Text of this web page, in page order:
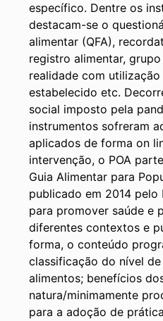
específico. Dentre os
destacam-se o
alimentar (QFA),
registro alimentar,
realidade com
estabelecido etc.
social imposto pela
instrumentos sofreram
aplicados de forma on
intervenção, o POA
Guia Alimentar para
publicado em 2014 pelo
para promover saúde e
diferentes contextos e
forma, o conteúdo
classificação do nível
alimentos; benefícios
natura/minimamente
para a adoção de